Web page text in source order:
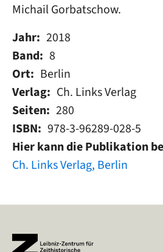
Michail Gorbatschow.
Jahr 2018
Band 8
Ort
Berlin
Verlag
Ch. Links Verlag
Seiten 280
ISBN
978-3-96289-028-5
Hier kann die Publikation
Ch. Links Verlag, Berlin